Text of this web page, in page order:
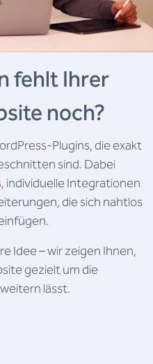
fehlt Ihrer
noch?
Plugins, die exakt
sind. Dabei
individuelle Integrationen
die sich nahtlos
Idee – wir zeigen Ihnen,
gezielt um die
lässt.